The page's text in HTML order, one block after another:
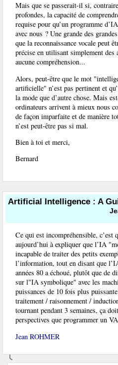
Mais que se passerait-il si,
profondes, la capacité de
requise pour qu’un programme
avec nous ? Une grande des
que la reconnaissance vocale peut
précise en utilisant simplement des
aucune compréhension...
Alors, peut-être que le mot
artificielle" n’est pas pertinent et
la mode que d’autre chose. Mais
ordinateurs arrivent à mieux nous
de façon imparfaite et de manière
n’est peut-être pas si mal.
Bien à toi et merci,
Bernard
Artificial Intelligence : A
Ce qui est incompréhensible, c’est
aujourd’hui à expliquer que l’IA
incapable de traiter des petits
l’information, tout en disant que
années 80 a échoué, plutôt que de
sur l"IA symbolique" avec les
puissances de 10 fois plus
traitement / raisonnement /
tournant pendant 3 semaines, ça
perspectives que programmer un
Jean ROHMER